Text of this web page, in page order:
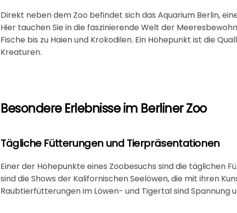
Direkt neben dem Zoo befindet sich das Aquarium Berlin,
Hier tauchen Sie in die faszinierende Welt der
Fische bis zu Haien und Krokodilen. Ein Höhepunkt ist die
Kreaturen.
Besondere Erlebnisse im Berliner Zoo
Tägliche Fütterungen und Tierpräsentationen
Einer der Höhepunkte eines Zoobesuchs sind die täglichen
sind die Shows der Kalifornischen Seelöwen, die mit ihren
Raubtierfütterungen im Löwen- und Tigertal sind Spannung